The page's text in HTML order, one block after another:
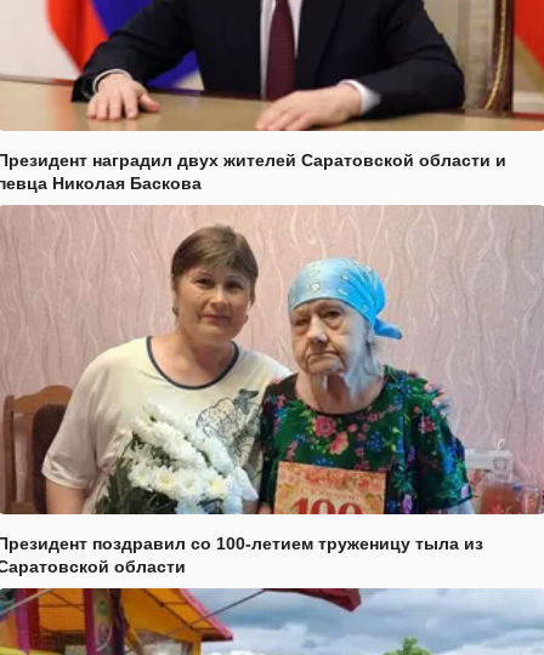
наградил двух жителей Саратовской области и
Николая Баскова
поздравил со 100-летием труженицу тыла из
области